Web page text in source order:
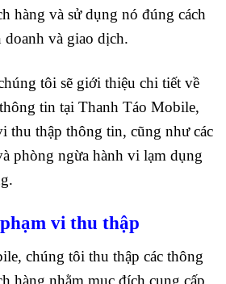
hàng và sử dụng nó đúng cách
và giao dịch.
tôi sẽ giới thiệu chi tiết về
tin tại Thanh Táo Mobile,
thu thập thông tin, cũng như các
phòng ngừa hành vi lạm dụng
vi thu thập
chúng tôi thu thập các thông
hàng nhằm mục đích cung cấp